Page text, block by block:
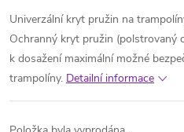
Univerzální kryt pružin na
Ochranný kryt pružin (polstrovaný
k dosažení maximální možné
trampolíny. Detailní informace